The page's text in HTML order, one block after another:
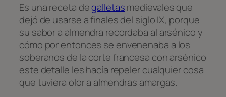
Es una receta degalletasmedievales que
dejó de usarse a finales del siglo IX, porque
su sabor a almendra recordaba al arsénico y
cómo por entonces se envenenaba a los
soberanos de la corte francesa con arsénico
este detalle les hacía repeler cualquier cosa
que tuviera olor a almendras amargas.